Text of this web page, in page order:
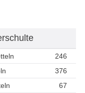
246
376
67